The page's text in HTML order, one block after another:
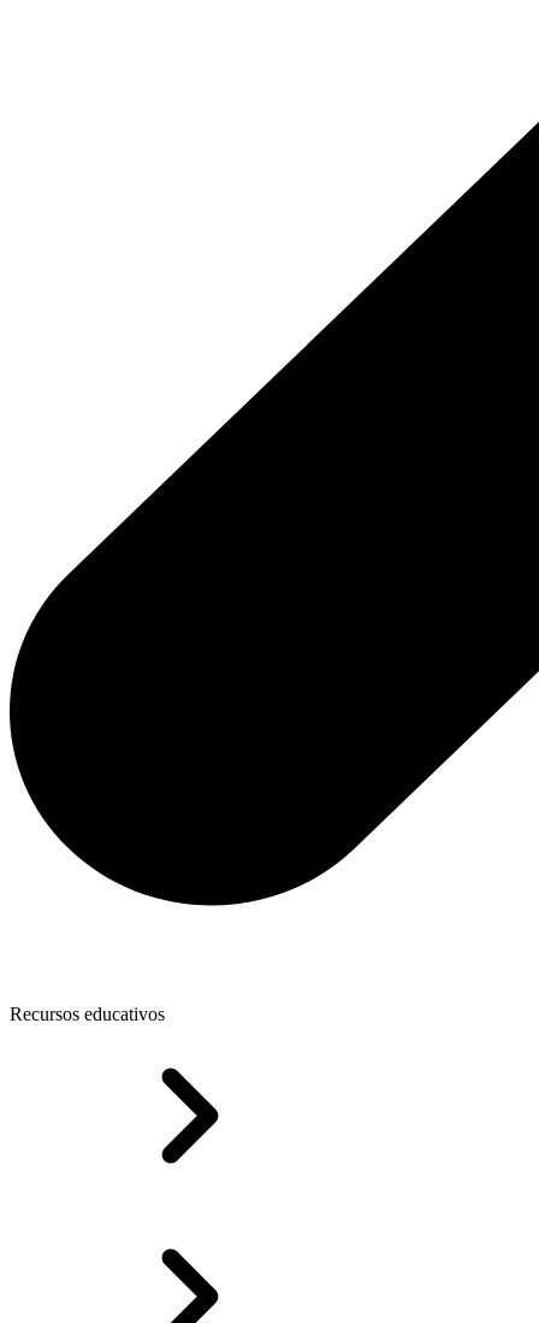
Recursos educativos